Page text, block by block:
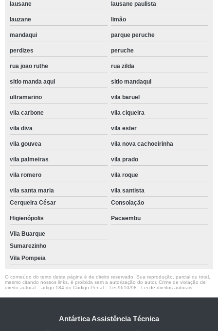
lausane lausane paulista
lauzane limão
mandaqui parque peruche
perdizes peruche
rua joao ruthe rua zilda
sitio manda aqui sitio mandaqui
ultramarino vila baruel
vila carbone vila ciqueira
vila diva vila ester
vila gouvea vila nova cachoeirinha
vila palmeiras vila prado
vila romero vila roque
vila santa maria
vila santista
Cerqueira César
Consolação
Higienópolis Pacaembu
Vila Buarque
Sumarezinho
Vila Pompeia
O conteúdo do texto desta página é de direito reservado. Sua reprodução, parcial ou total,
mesmo citando nossos links, é proibida sem a autorização do autor. Crime de violação de
direito autoral – artigo 184 do Código Penal – Lei 9610/98 - Lei de direitos autorais
Antártica Assistência Técnica